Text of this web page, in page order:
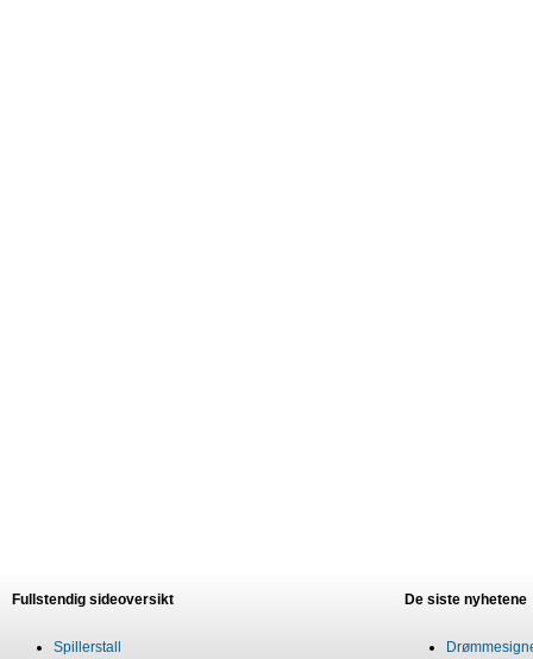
Fullstendig sideoversikt
Spillerstall
De siste nyhetene